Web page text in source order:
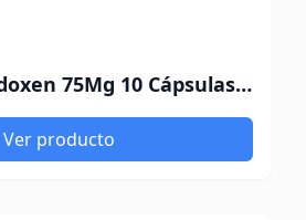
Venlafaxina Idoxen 75Mg 10 Cápsulas Dollder
Ver producto